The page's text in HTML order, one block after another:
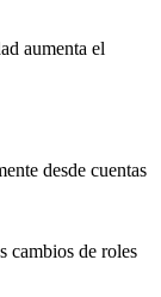
aumenta el
desde cuentas
cambios de roles